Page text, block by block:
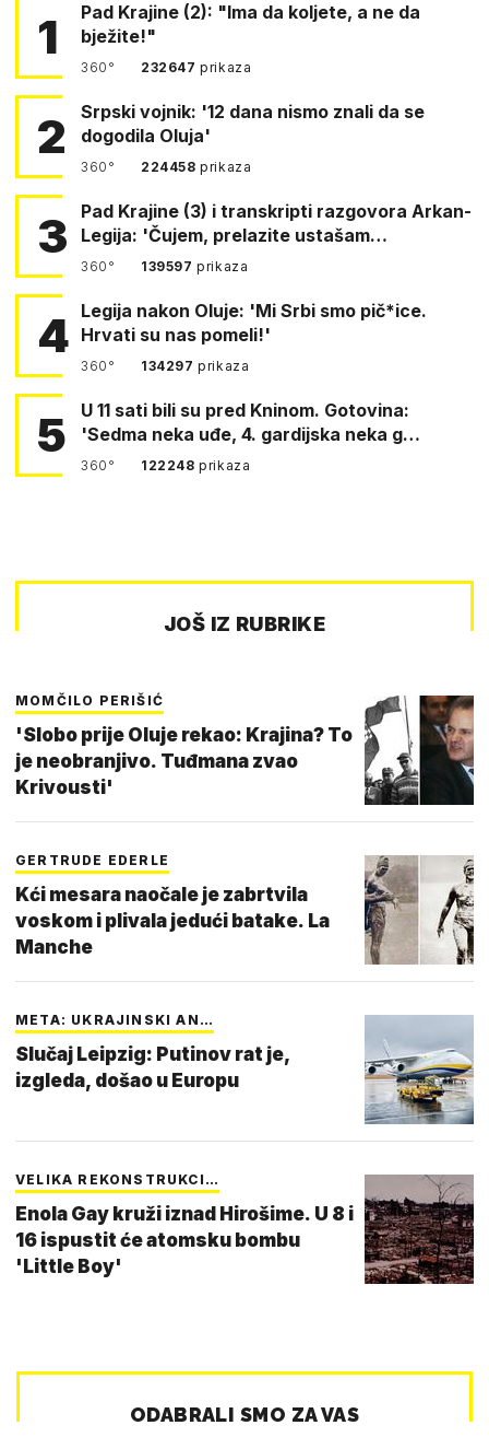
1
Pad Krajine (2): "Ima da koljete, a ne da
bježite!"
360° 232647prikaza
2
Srpski vojnik: '12 dana nismo znali da se
dogodila Oluja'
360° 224458prikaza
3
Pad Krajine (3) i transkripti razgovora Arkan-
Legija: 'Čujem, prelazite ustašam…
360° 139597prikaza
4 Legija nakon Oluje: 'Mi Srbi smo pič*ice.
Hrvati su nas pomeli!'
360° 134297prikaza
5
U 11 sati bili su pred Kninom. Gotovina:
'Sedma neka uđe, 4. gardijska neka g…
360° 122248prikaza
JOŠ IZ RUBRIKE
MOMČILO PERIŠIĆ
'Slobo prije Oluje rekao: Krajina? To
je neobranjivo. Tuđmana zvao
Krivousti'
GERTRUDE EDERLE
Kći mesara naočale je zabrtvila
voskom i plivala jedući batake. La
Manche
META: UKRAJINSKI AN…
Slučaj Leipzig: Putinov rat je,
izgleda, došao u Europu
VELIKA REKONSTRUKCI…
Enola Gay kruži iznad Hirošime. U 8 i
16 ispustit će atomsku bombu
'Little Boy'